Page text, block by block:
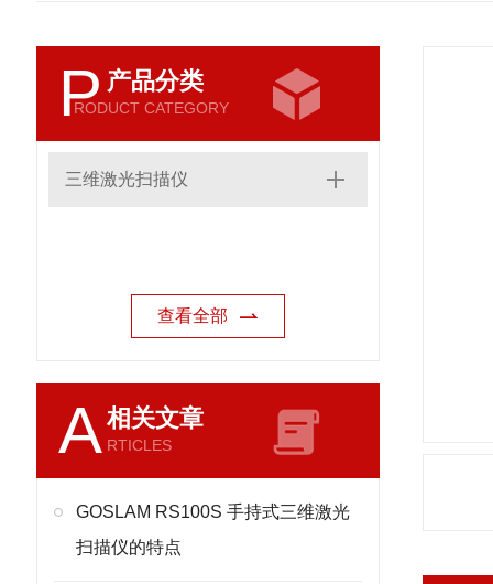
P 产品分类
RODUCT CATEGORY
三维激光扫描仪
查看全部
A相关文章
RTICLES
GOSLAM RS100S 手持式三维激光
扫描仪的特点